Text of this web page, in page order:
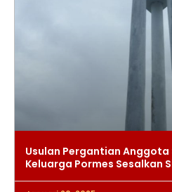
Usulan Pergantian
Keluarga Pormes Sesalkan